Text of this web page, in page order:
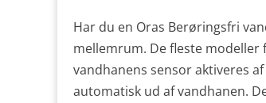
Har du en Oras Berøringsfri
mellemrum. De fleste modeller
vandhanens sensor aktiveres
automatisk ud af vandhanen.